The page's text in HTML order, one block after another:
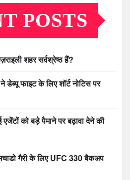
POSTS
शहर सर्वश्रेष्ठ हैं?
डेब्यू फाइट के लिए शॉर्ट नोटिस पर
एजेंटों को बड़े पैमाने पर बढ़ावा देने की
गैरी के लिए UFC 330 बैकअप